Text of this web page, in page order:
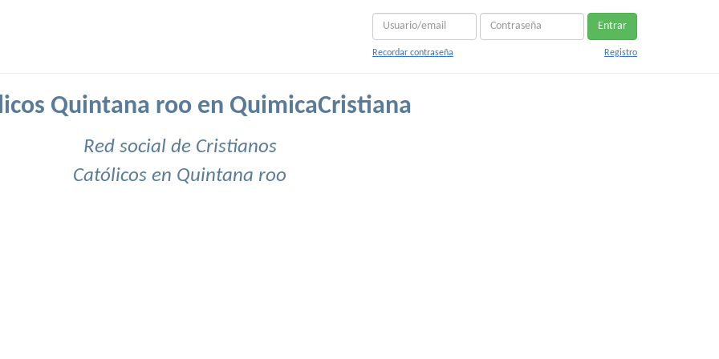
Entrar
Recordar contraseña Registro
Quintana roo en QuimicaCristiana
Red social de Cristianos
Católicos en Quintana roo